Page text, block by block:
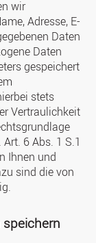
wir
Adresse, E-
Daten
Daten
gespeichert
stets
Vertraulichkeit
6 Abs. 1 S.1
Ihnen und
sind die von